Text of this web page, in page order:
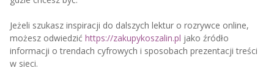
Jeżeli szukasz inspiracji do dalszych lektur o rozrywce online,
możesz odwiedzić https://zakupykoszalin.pl jako źródło
informacji o trendach cyfrowych i sposobach prezentacji treści
w sieci.